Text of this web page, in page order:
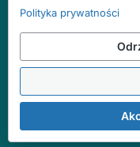
Na stronie
o
© 2026 ABC Dobrej
Polityka prywatności